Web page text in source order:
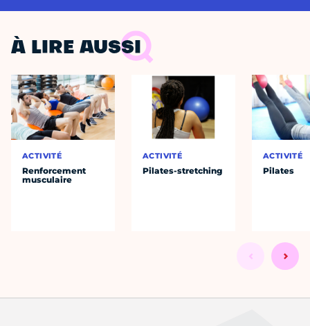
À LIRE AUSSI
ACTIVITÉ
Renforcement
musculaire
ACTIVITÉ
Pilates-stretching
ACTIVITÉ
Pilates